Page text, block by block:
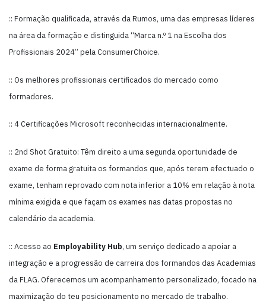
:: Formação qualificada, através da Rumos, uma das empresas líderes
na área da formação e distinguida “Marca n.º 1 na Escolha dos
Profissionais 2024” pela ConsumerChoice.
:: Os melhores profissionais certificados do mercado como
formadores.
:: 4 Certificações Microsoft reconhecidas internacionalmente.
:: 2nd Shot Gratuito: Têm direito a uma segunda oportunidade de
exame de forma gratuita os formandos que, após terem efectuado o
exame, tenham reprovado com nota inferior a 10% em relação à nota
mínima exigida e que façam os exames nas datas propostas no
calendário da academia.
:: Acesso ao Employability Hub, um serviço dedicado a apoiar a
integração e a progressão de carreira dos formandos das Academias
da FLAG. Oferecemos um acompanhamento personalizado, focado na
maximização do teu posicionamento no mercado de trabalho.